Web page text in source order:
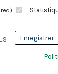
Enregistrer